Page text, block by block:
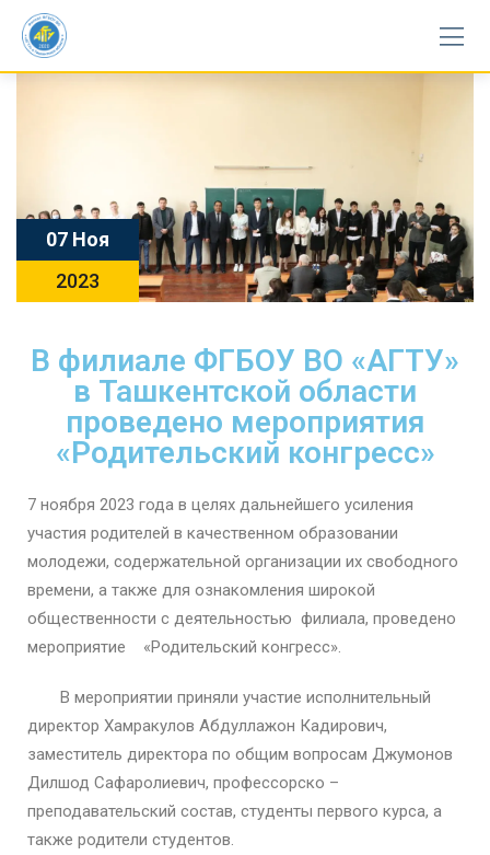
07 Ноя
2023
В филиале ФГБОУ ВО «АГТУ»
в Ташкентской области
проведено мероприятия
«Родительский конгресс»
7 ноября 2023 года в целях дальнейшего усиления
участия родителей в качественном образовании
молодежи, содержательной организации их свободного
времени, а также для ознакомления широкой
общественности с деятельностью филиала, проведено
мероприятие «Родительский конгресс».
В мероприятии приняли участие исполнительный
директор Хамракулов Абдуллажон Кадирович,
заместитель директора по общим вопросам Джумонов
Дилшод Сафаролиевич, профессорско –
преподавательский состав, студенты первого курса, а
также родители студентов.